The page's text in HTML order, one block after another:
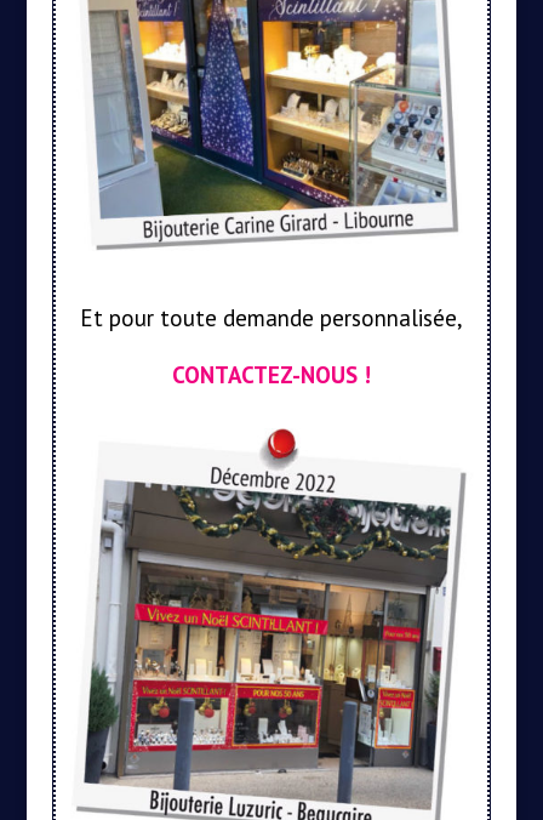
Et pour toute demande personnalisée,
CONTACTEZ-NOUS !